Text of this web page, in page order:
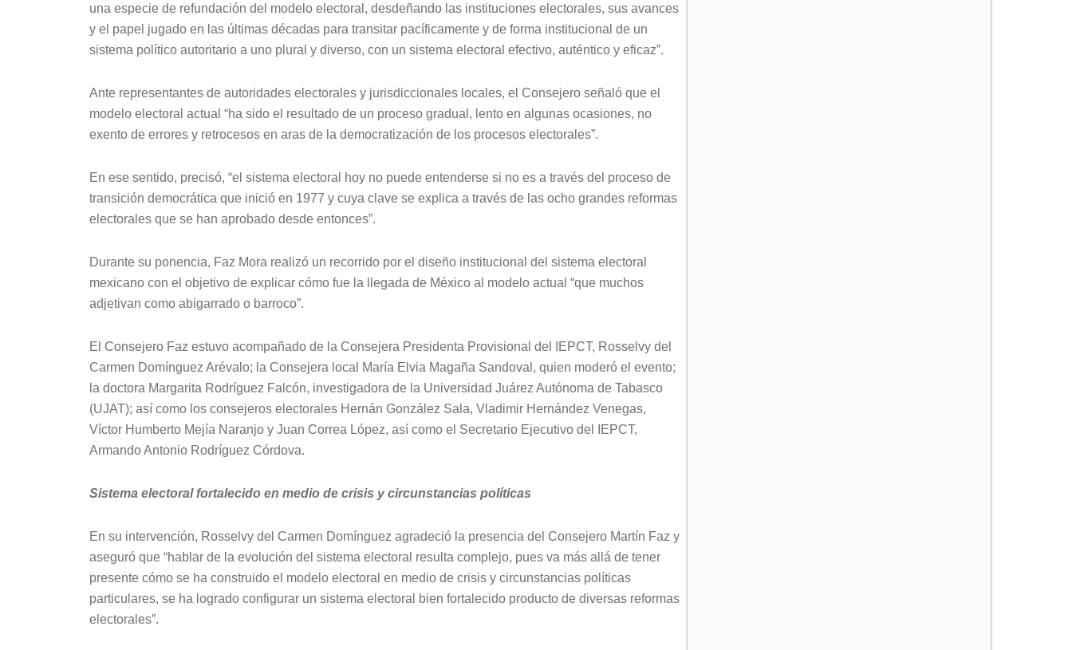
una especie de refundación del modelo electoral, desdeñando las instituciones electorales, sus avances
y el papel jugado en las últimas décadas para transitar pacíficamente y de forma institucional de un
sistema político autoritario a uno plural y diverso, con un sistema electoral efectivo, auténtico y eficaz”.
Ante representantes de autoridades electorales y jurisdiccionales locales, el Consejero señaló que el
modelo electoral actual “ha sido el resultado de un proceso gradual, lento en algunas ocasiones, no
exento de errores y retrocesos en aras de la democratización de los procesos electorales”.
En ese sentido, precisó, “el sistema electoral hoy no puede entenderse si no es a través del proceso de
transición democrática que inició en 1977 y cuya clave se explica a través de las ocho grandes reformas
electorales que se han aprobado desde entonces”.
Durante su ponencia, Faz Mora realizó un recorrido por el diseño institucional del sistema electoral
mexicano con el objetivo de explicar cómo fue la llegada de México al modelo actual “que muchos
adjetivan como abigarrado o barroco”.
El Consejero Faz estuvo acompañado de la Consejera Presidenta Provisional del IEPCT, Rosselvy del
Carmen Domínguez Arévalo; la Consejera local María Elvia Magaña Sandoval, quien moderó el evento;
la doctora Margarita Rodríguez Falcón, investigadora de la Universidad Juárez Autónoma de Tabasco
(UJAT); así como los consejeros electorales Hernán González Sala, Vladimir Hernández Venegas,
Víctor Humberto Mejía Naranjo y Juan Correa López, así como el Secretario Ejecutivo del IEPCT,
Armando Antonio Rodríguez Córdova.
Sistema electoral fortalecido en medio de crisis y circunstancias políticas
En su intervención, Rosselvy del Carmen Domínguez agradeció la presencia del Consejero Martín Faz y
aseguró que “hablar de la evolución del sistema electoral resulta complejo, pues va más allá de tener
presente cómo se ha construido el modelo electoral en medio de crisis y circunstancias políticas
particulares, se ha logrado configurar un sistema electoral bien fortalecido producto de diversas reformas
electorales”.